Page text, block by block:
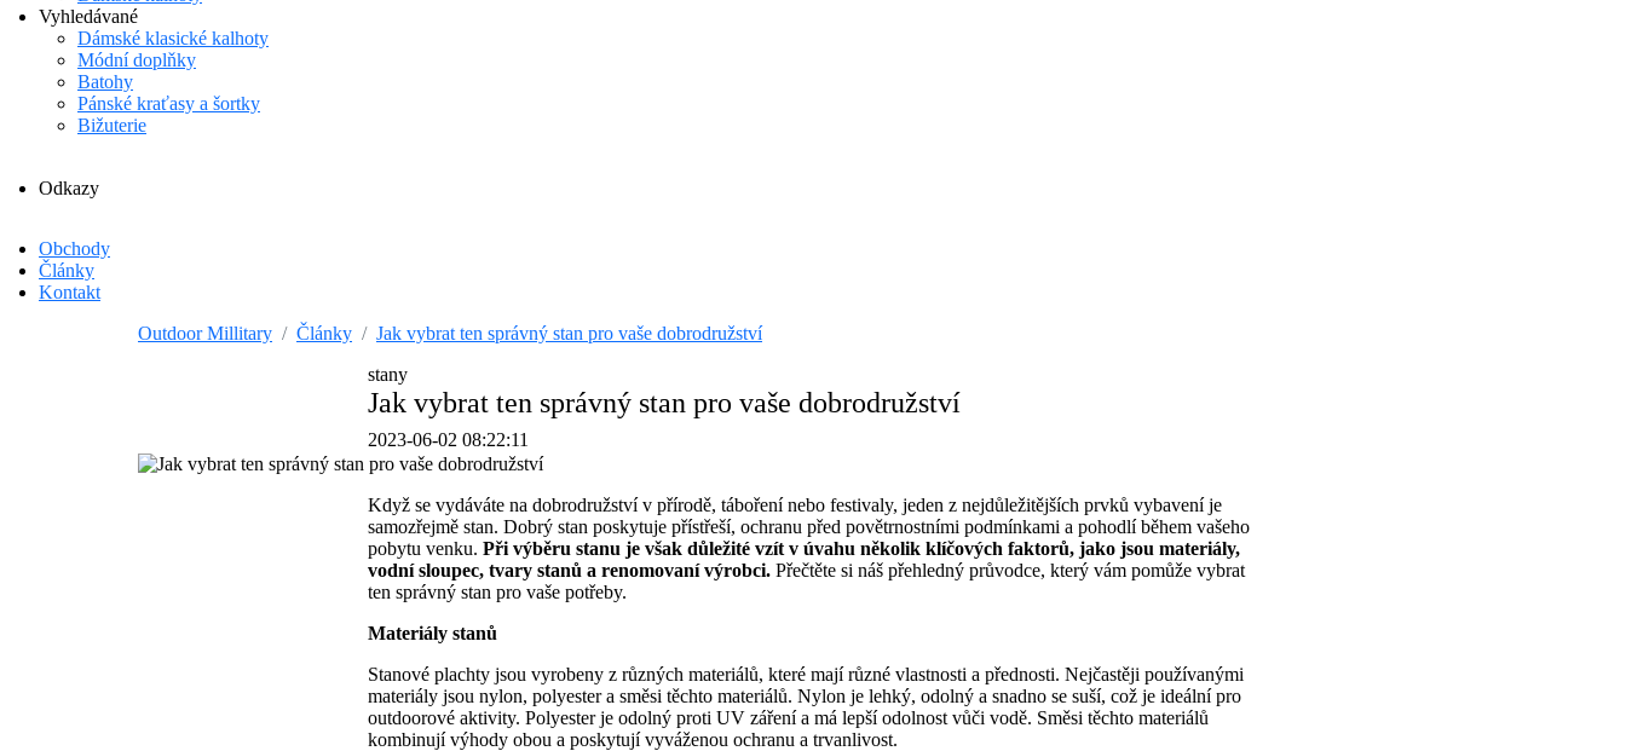
Vyhledávané
Dámské klasické kalhoty
Módní doplňky
Batohy
Pánské kraťasy a šortky
Bižuterie
Odkazy
Obchody
Články
Kontakt
Outdoor Millitary
Články
Jak vybrat ten správný stan pro vaše dobrodružství
stany
Jak vybrat ten správný stan pro vaše dobrodružství
2023-06-02 08:22:11
Když se vydáváte na dobrodružství v přírodě, táboření nebo festivaly, jeden z nejdůležitějších prvků vybavení je
samozřejmě stan. Dobrý stan poskytuje přístřeší, ochranu před povětrnostními podmínkami a pohodlí během vašeho
pobytu venku. Při výběru stanu je však důležité vzít v úvahu několik klíčových faktorů, jako jsou materiály,
vodní sloupec, tvary stanů a renomovaní výrobci. Přečtěte si náš přehledný průvodce, který vám pomůže vybrat
ten správný stan pro vaše potřeby.
Materiály stanů
Stanové plachty jsou vyrobeny z různých materiálů, které mají různé vlastnosti a přednosti. Nejčastěji používanými
materiály jsou nylon, polyester a směsi těchto materiálů. Nylon je lehký, odolný a snadno se suší, což je ideální pro
outdoorové aktivity. Polyester je odolný proti UV záření a má lepší odolnost vůči vodě. Směsi těchto materiálů
kombinují výhody obou a poskytují vyváženou ochranu a trvanlivost.